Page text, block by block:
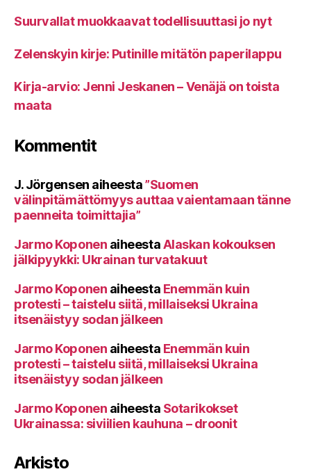
Suurvallat muokkaavat todellisuuttasi jo nyt
Zelenskyin kirje: Putinille mitätön paperilappu
Kirja-arvio: Jenni Jeskanen – Venäjä on toista
maata
Kommentit
J. Jörgensen aiheesta”Suomen
välinpitämättömyys auttaa vaientamaan tänne
paenneita toimittajia”
Jarmo Koponen aiheestaAlaskan kokouksen
jälkipyykki: Ukrainan turvatakuut
Jarmo Koponen aiheesta Enemmän kuin
protesti – taistelu siitä, millaiseksi Ukraina
itsenäistyy sodan jälkeen
Jarmo Koponen aiheesta Enemmän kuin
protesti – taistelu siitä, millaiseksi Ukraina
itsenäistyy sodan jälkeen
Jarmo Koponen aiheesta Sotarikokset
Ukrainassa: siviilien kauhuna – droonit
Arkisto